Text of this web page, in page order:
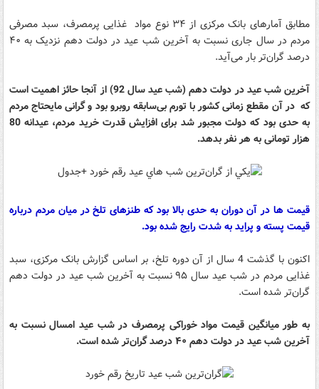
مطابق آمارهای بانک مرکزی از ۳۴ نوع مواد غذایی پرمصرف، سبد مصرفی
مردم در سال جاری نسبت به آخرین شب عید در دولت دهم نزدیک به ۴۰
درصد گران‌تر بار می‌آید.
آخرین شب عید در دولت دهم (شب عید سال 92) از آنجا حائز اهمیت است
که در آن مقطع زمانی کشور با تورم بی‌سابقه روبرو بود و گرانی مایحتاج مردم
به حدی بود که دولت مجبور شد برای افزایش قدرت خرید مردم، عیدانه 80
هزار تومانی به هر نفر بدهد.
قيمت ها در آن دوران به حدی بالا بود که طنزهای تلخ در میان مردم درباره
قیمت پسته و پراید به شدت رایج شده بود.
اکنون با گذشت 4 سال از آن دوره تلخ، بر اساس گزارش بانک مرکزی، سبد
غذایی مردم در شب عید سال ۹۵ نسبت به آخرین شب عید در دولت دهم
گران‌تر شده است.
به طور میانگین قیمت مواد خوراکی پرمصرف در شب عید امسال نسبت به
آخرین شب عید در دولت دهم ۴۰ درصد گران‌تر شده است.